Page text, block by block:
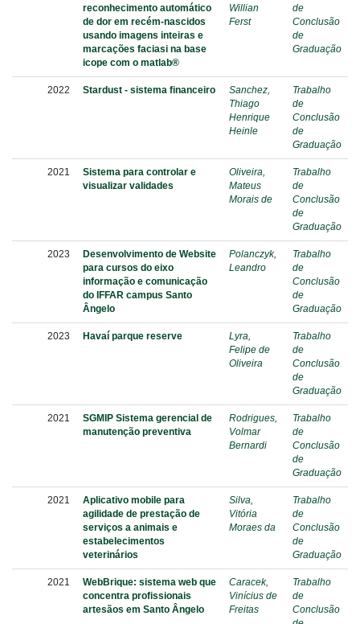
reconhecimento automático
de dor em recém-nascidos
usando imagens inteiras e
marcações faciasi na base
icope com o matlab®
Willian
Ferst
de
Conclusão
de
Graduação
2022 Stardust - sistema financeiro
Sanchez,
Thiago
Henrique
Heinle
Trabalho
de
Conclusão
de
Graduação
2021
Sistema para controlar e
visualizar validades
Oliveira,
Mateus
Morais de
Trabalho
de
Conclusão
de
Graduação
2023
Desenvolvimento de Website
para cursos do eixo
informação e comunicação
do IFFAR campus Santo
Ângelo
Polanczyk,
Leandro
Trabalho
de
Conclusão
de
Graduação
2023 Havaí parque reserve
Lyra,
Felipe de
Oliveira
Trabalho
de
Conclusão
de
Graduação
2021
SGMIP Sistema gerencial de
manutenção preventiva
Rodrigues,
Volmar
Bernardi
Trabalho
de
Conclusão
de
Graduação
2021
Aplicativo mobile para
agilidade de prestação de
serviços a animais e
estabelecimentos
veterinários
Silva,
Vitória
Moraes da
Trabalho
de
Conclusão
de
Graduação
2021
WebBrique: sistema web que
concentra profissionais
artesãos em Santo Ângelo
Caracek,
Vinícius de
Freitas
Trabalho
de
Conclusão